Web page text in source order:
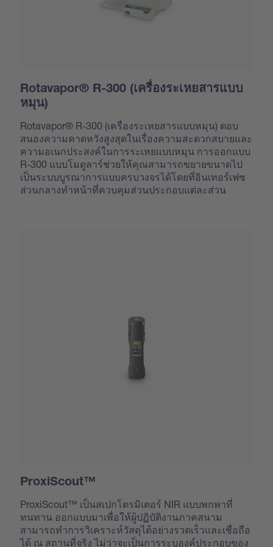
Rotavapor® R-300 (เครื่องระเหยสารแบบ
หมุน)
Rotavapor® R-300 (เครื่องระเหยสารแบบหมุน) ตอบ
สนองความคาดหวังสูงสุดในเรื่องความสะดวกสบายและ
ความอเนกประสงค์ในการระเหยแบบหมุน การออกแบบ
R-300 แบบโมดูลาร์ช่วยให้คุณสามารถขยายขนาดไป
เป็นระบบบูรณาการแบบครบวงจรได้โดยที่อินเทอร์เฟซ
ส่วนกลางทำหน้าที่ควบคุมส่วนประกอบแต่ละส่วน
ProxiScout™
ProxiScout™ เป็นสเปกโตรมิเตอร์ NIR แบบพกพาที่
ทนทาน ออกแบบมาเพื่อให้ผู้ปฏิบัติงานภาคสนาม
สามารถทำการวิเคราะห์วัสดุได้อย่างรวดเร็วและเชื่อถือ
ได้ ณ สถานที่จริง ไม่ว่าจะเป็นการระบุองค์ประกอบของ